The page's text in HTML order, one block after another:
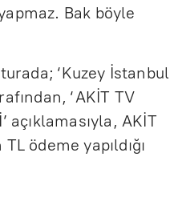
Bak böyle
‘Kuzey İstanbul
‘AKİT TV
açıklamasıyla, AKİT
ödeme yapıldığı